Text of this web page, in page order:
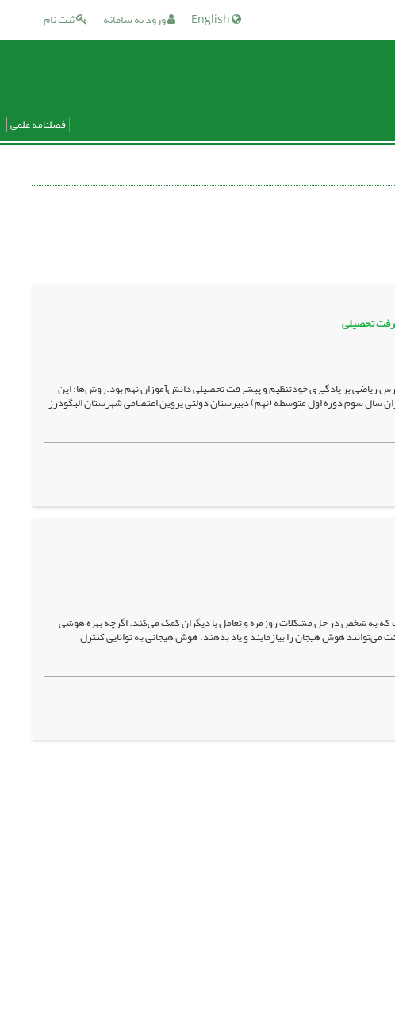
ثبت نام ورود به سامانه
فصلنامه علمی
تحصیلی
ریاضی بر یادگیری خودتنظیم و پیشرفت تحصیلی دانش‌آموزان نهم بود.روش‌ها‌: این
سال سوم دوره اول متوسطه (نهم) دبیرستان دولتی پروین اعتصامی شهرستان الیگودرز
که به شخص در حل مشکلات روزمره و تعامل با دیگران کمک می‌کند. اگرچه بهره هوشی
هوش هیجان را بیازمایند و یاد بدهند. هوش هیجانی به توانایی کنترل